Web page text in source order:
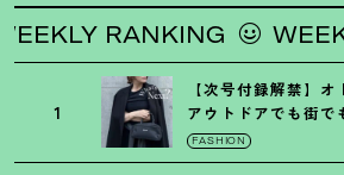
RANKING WEEKLY
1
【次号付録解禁】
アウトドアでも街で
トの黒ショルダー
FASHION